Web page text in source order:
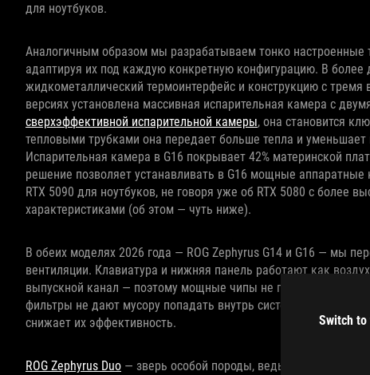
Switch
для ноутбуков.
Аналогичным образом мы разрабатываем тонко настроенные
адаптируя их под каждую конкретную конфигурацию. В
жидкометаллический термоинтерфейс и конструкцию с
версиях установлена массивная испарительная камера с
сверхэффективной испарительной камеры, она становится
тепловыми трубками она передает больше тепла и уменьшает
Испарительная камера в G16 покрывает 42% материнской
решение позволяет устанавливать в G16 мощные аппаратные
RTX 5090 для ноутбуков, не говоря уже об RTX 5080 с более
характеристиками (об этом — чуть ниже).
В обеих моделях 2026 года — ROG Zephyrus G14 и G16 — мы
вентиляции. Клавиатура и нижняя панель работают как
выпускной канал — поэтому мощные чипы не перегреваются,
фильтры не дают мусору попадать внутрь системы, и со
снижает их эффективность.
ROG Zephyrus Duo — зверь особой породы, ведь у него два